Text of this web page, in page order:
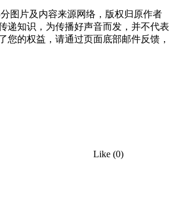
图片及内容来源网络，版权归原作者
递知识，为传播好声音而发，并不代表
您的权益，请通过页面底部邮件反馈，
Like (0)